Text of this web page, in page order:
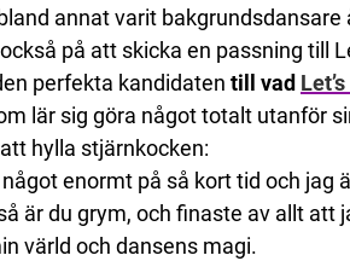
annat varit bakgrundsdansare
på att skicka en passning till
perfekta kandidaten till vad
lär sig göra något totalt utanför
hylla stjärnkocken:
enormt på så kort tid och jag
är du grym, och finaste av allt att
värld och dansens magi.